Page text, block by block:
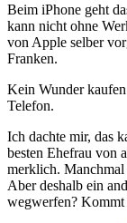
Beim iPhone geht
kann nicht ohne
von Apple selber
Franken.
Kein Wunder
Telefon.
Ich dachte mir, das
besten Ehefrau von
merklich.
Aber deshalb ein
wegwerfen? Kommt